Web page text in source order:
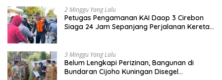
2 Minggu Yang Lalu
Petugas Pengamanan KAI Daop 3 Cirebon
Siaga 24 Jam Sepanjang Perjalanan Kereta
3 Minggu Yang Lalu
Belum Lengkapi Perizinan, Bangunan di
Bundaran Cijoho Kuningan Disegel